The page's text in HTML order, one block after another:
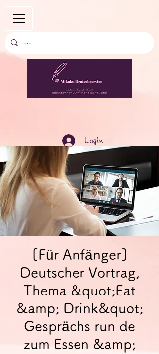
Login
[Für Anfänger]
Deutscher Vortrag,
Thema &quot;Eat
&amp; Drink&quot;
Gesprächs run de
zum Essen &amp;